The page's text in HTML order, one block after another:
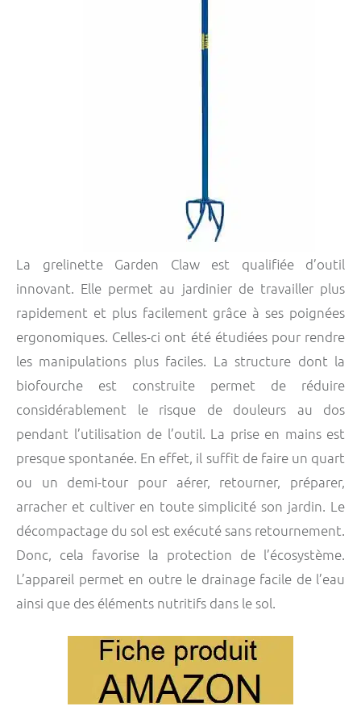
La grelinette Garden Claw est qualifiée d’outil
innovant. Elle permet au jardinier de travailler plus
rapidement et plus facilement grâce à ses poignées
ergonomiques. Celles-ci ont été étudiées pour rendre
les manipulations plus faciles. La structure dont la
biofourche est construite permet de réduire
considérablement le risque de douleurs au dos
pendant l’utilisation de l’outil. La prise en mains est
presque spontanée. En effet, il suffit de faire un quart
ou un demi-tour pour aérer, retourner, préparer,
arracher et cultiver en toute simplicité son jardin. Le
décompactage du sol est exécuté sans retournement.
Donc, cela favorise la protection de l’écosystème.
L’appareil permet en outre le drainage facile de l’eau
ainsi que des éléments nutritifs dans le sol.